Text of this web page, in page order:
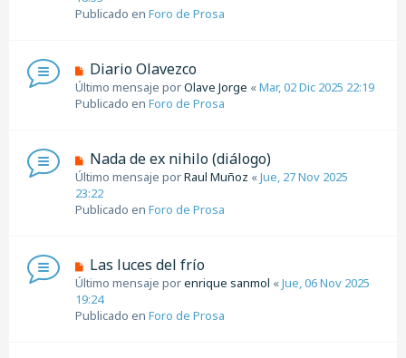
jv
n
s
a
Publicado en Foro de Prosa
N
u
e
e
n
s
a
Diario Olavezco
Último mensaje porOlave Jorge «Mar, 02 Dic 2025 22:19
Publicado en Foro de Prosa
N
u
e
v
n
s
a
j
Nada de ex nihilo (diálogo)
Último mensaje porRaul Muñoz «Jue, 27 Nov 2025
23:22
Publicado en Foro de Prosa
N
u
e
v
Las luces del frío
Último mensaje porenrique sanmol «Jue, 06 Nov 2025
19:24
Publicado en Foro de Prosa